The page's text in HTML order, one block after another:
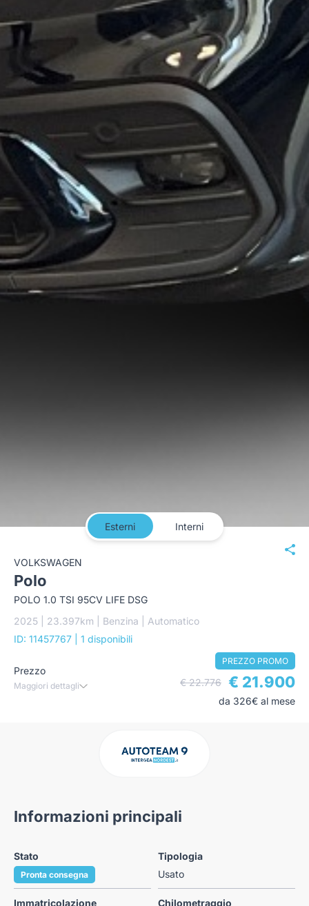
Esterni Interni
VOLKSWAGEN
Polo
POLO 1.0 TSI 95CV LIFE DSG
2025 | 23.397km | Benzina | Automatico
ID: 11457767
| 1 disponibili
Prezzo
Maggiori dettagli
PREZZO PROMO
€ 22.776 € 21.900
da 326€ al mese
Informazioni principali
Stato
Pronta consegna
Tipologia
Usato
Immatricolazione Chilometraggio